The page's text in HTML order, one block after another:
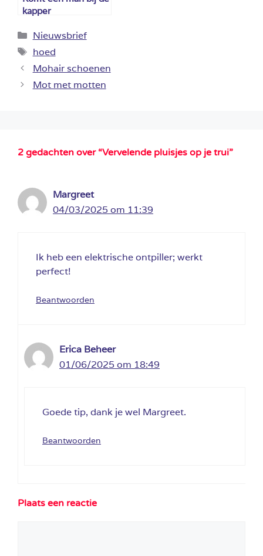
kapper
Categorieën
Nieuwsbrief
Tags
hoed
Mohair schoenen
Mot met motten
2 gedachten over “Vervelende pluisjes op je trui”
Margreet
04/03/2025 om 11:39
Ik heb een elektrische ontpiller; werkt
perfect!
Beantwoorden
Erica Beheer
01/06/2025 om 18:49
Goede tip, dank je wel Margreet.
Beantwoorden
Plaats een reactie